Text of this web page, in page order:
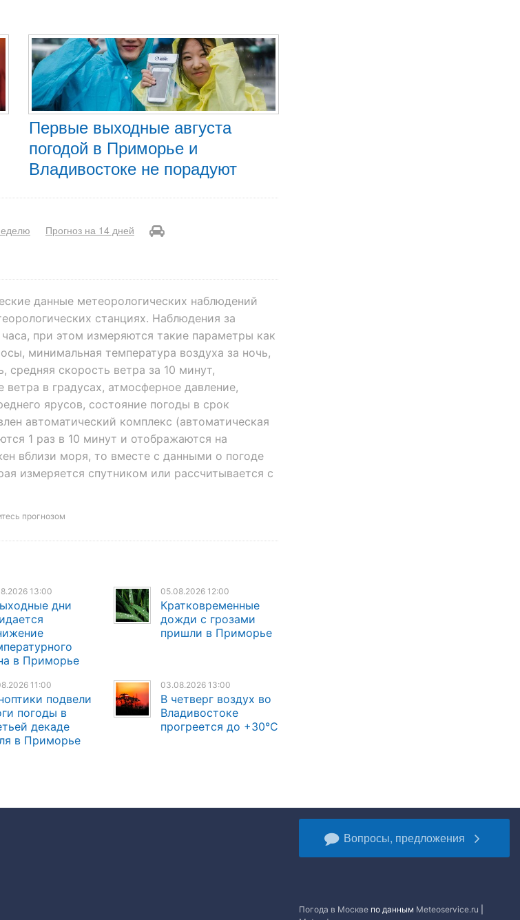
Первые выходные августа
погодой в Приморье и
Владивостоке не порадуют
Прогноз на 14 дней
данные метеорологических наблюдений
станциях. Наблюдения за
при этом измеряются такие параметры как
минимальная температура воздуха за ночь,
средняя скорость ветра за 10 минут,
в градусах, атмосферное давление,
ярусов, состояние погоды в срок
автоматический комплекс (автоматическая
1 раз в 10 минут и отображаются на
вблизи моря, то вместе с данными о погоде
измеряется спутником или рассчитывается с
прогнозом
13:00
дни
в Приморье
05.08.2026 12:00
Кратковременные
дожди с грозами
пришли в Приморье
11:00
подвели
погоды в
декаде
в Приморье
03.08.2026 13:00
В четверг воздух во
Владивостоке
прогреется до +30°C
Вопросы, предложения
Погода в Москве по данным Meteoservice.ru